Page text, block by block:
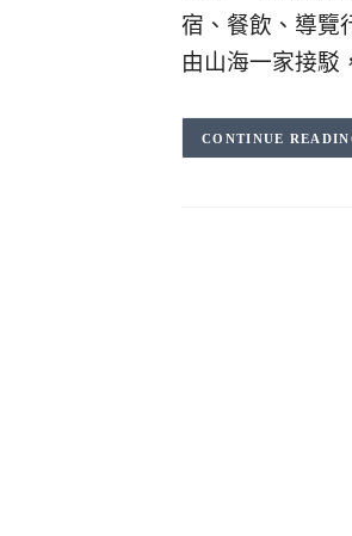
宿、餐飲、導覽
由山海一家接駁
CONTINUE